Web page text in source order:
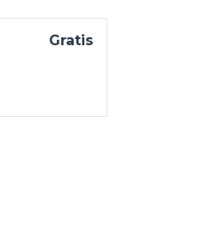
Gratis